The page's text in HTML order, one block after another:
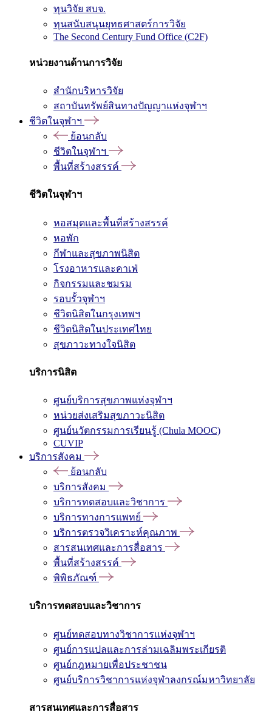
ทุนวิจัย สบจ.
ทุนสนับสนุนยุทธศาสตร์การวิจัย
The Second Century Fund Office (C2F)
หน่วยงานด้านการวิจัย
สำนักบริหารวิจัย
สถาบันทรัพย์สินทางปัญญาแห่งจุฬาฯ
ชีวิตในจุฬาฯ
ย้อนกลับ
ชีวิตในจุฬาฯ
พื้นที่สร้างสรรค์
ชีวิตในจุฬาฯ
หอสมุดและพื้นที่สร้างสรรค์
หอพัก
กีฬาและสุขภาพนิสิต
โรงอาหารและคาเฟ่
กิจกรรมและชมรม
รอบรั้วจุฬาฯ
ชีวิตนิสิตในกรุงเทพฯ
ชีวิตนิสิตในประเทศไทย
สุขภาวะทางใจนิสิต
บริการนิสิต
ศูนย์บริการสุขภาพแห่งจุฬาฯ
หน่วยส่งเสริมสุขภาวะนิสิต
ศูนย์นวัตกรรมการเรียนรู้ (Chula MOOC)
CUVIP
บริการสังคม
ย้อนกลับ
บริการสังคม
บริการทดสอบและวิชาการ
บริการทางการแพทย์
บริการตรวจวิเคราะห์คุณภาพ
สารสนเทศและการสื่อสาร
พื้นที่สร้างสรรค์
พิพิธภัณฑ์
บริการทดสอบและวิชาการ
ศูนย์ทดสอบทางวิชาการแห่งจุฬาฯ
ศูนย์การแปลและการล่ามเฉลิมพระเกียรติ
ศูนย์กฎหมายเพื่อประชาชน
ศูนย์บริการวิชาการแห่งจุฬาลงกรณ์มหาวิทยาลัย
สารสนเทศและการสื่อสาร